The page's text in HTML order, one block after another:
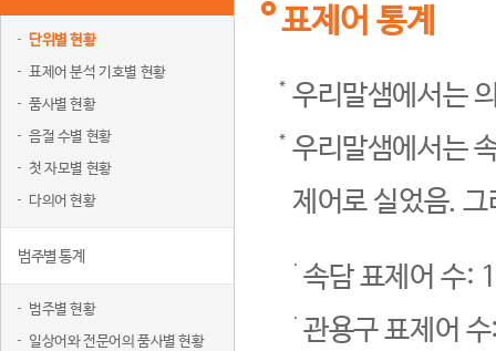
단위별 현황
표제어 분석 기호별 현황
품사별 현황
음절 수별 현황
첫 자모별 현황
다의어 현황
범주별 통계
범주별 현황
일상어와 전문어의 품사별 현황
표제어 통계
우리말샘에서는
우리말샘에서는
제어로 실었음.
속담 표제어 수:
관용구 표제어